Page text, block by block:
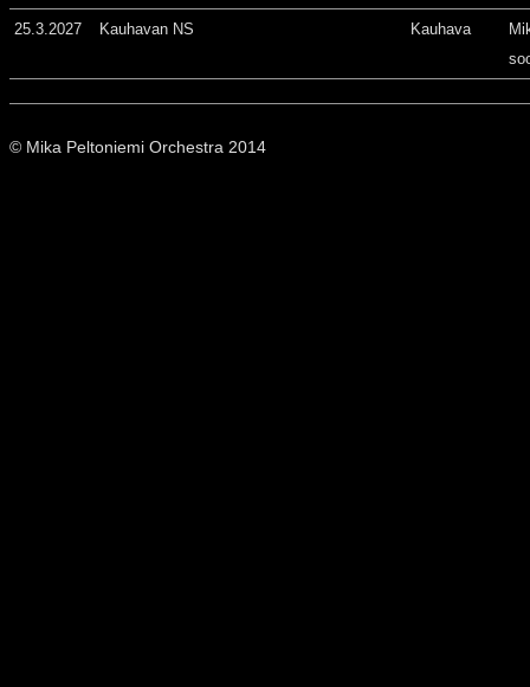
25.3.2027 Kauhavan NS Kauhava
© Mika Peltoniemi Orchestra 2014